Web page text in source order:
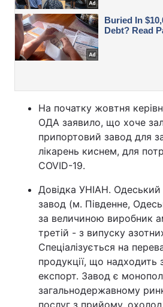
На початку жовтня
ОДА заявило, що хоче
припортовий завод для
лікарень киснем, для
COVID-19.
Довідка УНІАН.
завод (м. Південне,
за величиною виробник
третій - з випуску
Спеціалізується на
продукції, що надходить
експорт. Завод є
загальнодержавному